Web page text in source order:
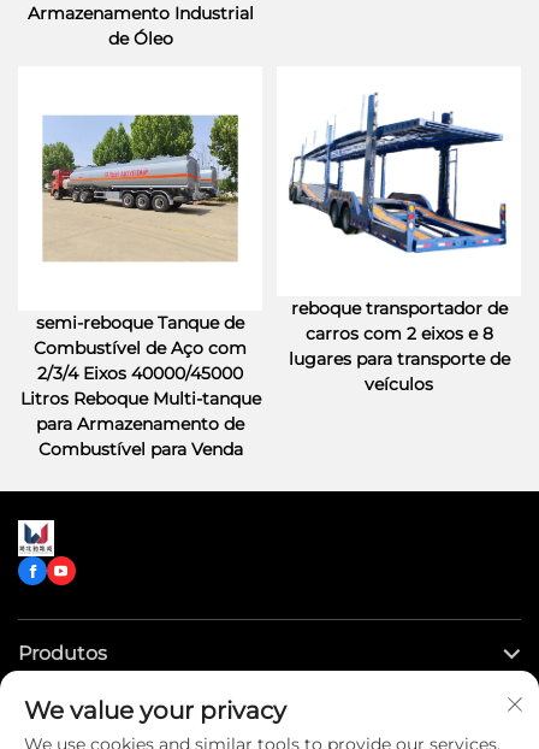
Armazenamento Industrial
de Óleo
semi-reboque Tanque de
Combustível de Aço com
2/3/4 Eixos 40000/45000
Litros Reboque Multi-tanque
para Armazenamento de
Combustível para Venda
reboque transportador de
carros com 2 eixos e 8
lugares para transporte de
veículos
Produtos
Links Rápidos
We value your privacy
We use cookies and similar tools to provide our services.